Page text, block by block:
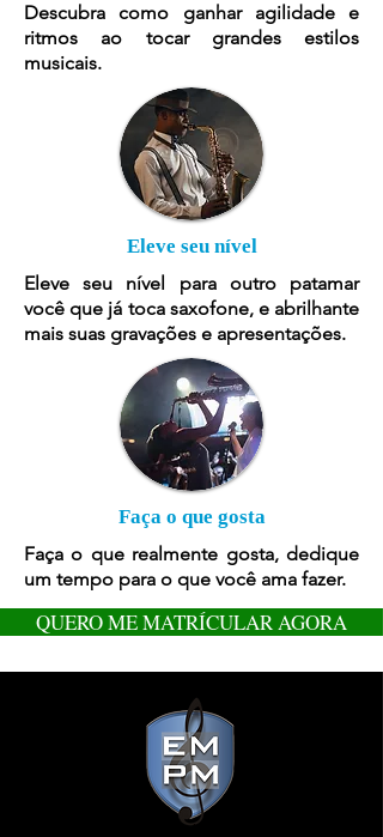
Descubra como ganhar agilidade e
ritmos ao tocar grandes estilos
musicais.
Eleve seu nível
Eleve seu nível para outro patamar
você que já toca saxofone, e abrilhante
mais suas gravações e apresentações.
Faça o que gosta
Faça o que realmente gosta, dedique
um tempo para o que você ama fazer.
QUERO ME MATRÍCULAR AGORA